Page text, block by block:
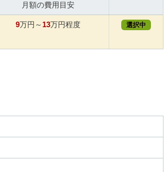
月額の費用目安
9万円～ 13万円程度 選択中